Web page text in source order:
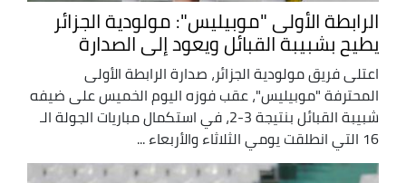
الرابطة الأولى "موبيليس": مولودية الجزائر
يطيح بشبيبة القبائل ويعود إلى الصدارة
اعتلى فريق مولودية الجزائر، صدارة الرابطة الأولى
المحترفة "موبيليس"، عقب فوزه اليوم الخميس على ضيفه
شبيبة القبائل بنتيجة 3-2، في استكمال مباريات الجولة الـ
16 التي انطلقت يومي الثلاثاء والأربعاء ...